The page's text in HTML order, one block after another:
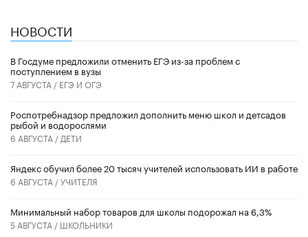
НОВОСТИ
В Госдуме предложили отменить ЕГЭ из-за проблем с
поступлением в вузы
7 АВГУСТА / ЕГЭ И ОГЭ
Роспотребнадзор предложил дополнить меню школ и детсадов
рыбой и водорослями
6 АВГУСТА / ДЕТИ
​Яндекс обучил более 20 тысяч учителей использовать ИИ в работе
6 АВГУСТА /УЧИТЕЛЯ
Минимальный набор товаров для школы подорожал на 6,3%
5 АВГУСТА / ШКОЛЬНИКИ